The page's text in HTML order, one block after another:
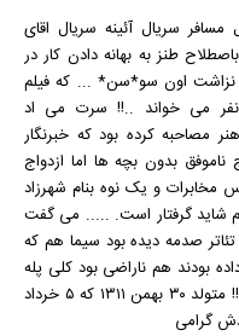
مسافر سریال آئینه سریال اقای
طنز به بهانه دادن کار در
نزاشت اون سو*سن* ... که فیلم
می خواند ..!! سرت می اد
مصاحبه کرده بود که خبرنگار
بدون بچه ها اما ازدواج
مخابرات و یک نوه بنام شهرزاد
شاید گرفتار است. ..... می گفت
صدمه دیده بود سیما هم که
بودند هم ناراضی بود کلی پله
داشت که با پا کمر درد نمی توانست برود .. !! متولد ۳۰ بهمن ۱۳۱۱ که ۵ خرداد